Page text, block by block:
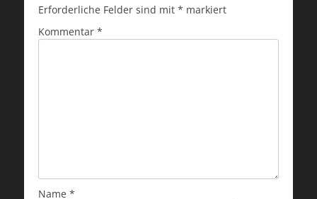
Erforderliche Felder sind mit * markiert
Kommentar *
Name *